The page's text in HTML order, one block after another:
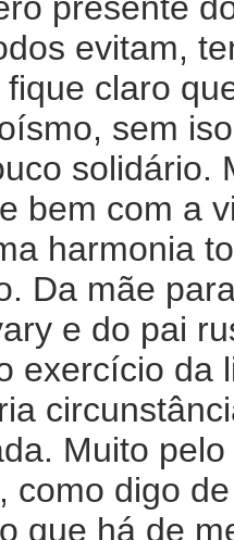
evitam,
claro
sem
solidário.
bem com a
harmonia
Da mãe
e do pai
exercício da
Muito
como digo
que há de